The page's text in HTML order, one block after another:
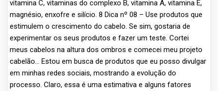
vitamina C, vitaminas do complexo B, vitamina A, vitamina E,
magnésio, enxofre e silício. 8 Dica nº 08 – Use produtos que
estimulem o crescimento do cabelo. Se sim, gostaria de
experimentar os seus produtos e fazer um teste. Cortei
meus cabelos na altura dos ombros e comecei meu projeto
cabelão… Estou em busca de produtos que eu posso divulgar
em minhas redes sociais, mostrando a evolução do
processo. Claro, essa é uma estimativa e alguns fatores